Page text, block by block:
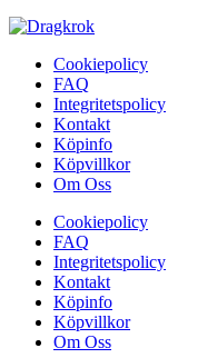
Cookiepolicy
FAQ
Integritetspolicy
Kontakt
Köpinfo
Köpvillkor
Om Oss
Cookiepolicy
FAQ
Integritetspolicy
Kontakt
Köpinfo
Köpvillkor
Om Oss